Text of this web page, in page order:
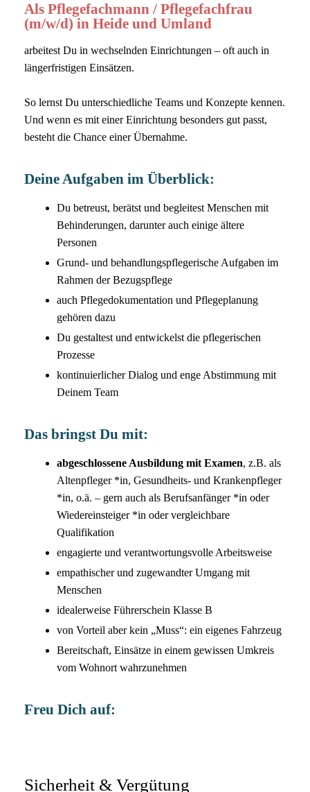
Als Pflegefachmann / Pflegefachfrau
(m/w/d) in Heide und Umland
arbeitest Du in wechselnden Einrichtungen – oft auch in
längerfristigen Einsätzen.
So lernst Du unterschiedliche Teams und Konzepte kennen.
Und wenn es mit einer Einrichtung besonders gut passt,
besteht die Chance einer Übernahme.
Deine Aufgaben im Überblick:
Du betreust, berätst und begleitest Menschen mit
Behinderungen, darunter auch einige ältere
Personen
Grund- und behandlungspflegerische Aufgaben im
Rahmen der Bezugspflege
auch Pflegedokumentation und Pflegeplanung
gehören dazu
Du gestaltest und entwickelst die pflegerischen
Prozesse
kontinuierlicher Dialog und enge Abstimmung mit
Deinem Team
Das bringst Du mit:
abgeschlossene Ausbildung mit Examen, z.B. als
Altenpfleger *in, Gesundheits- und Krankenpfleger
*in, o.ä. – gern auch als Berufsanfänger *in oder
Wiedereinsteiger *in oder vergleichbare
Qualifikation
engagierte und verantwortungsvolle Arbeitsweise
empathischer und zugewandter Umgang mit
Menschen
idealerweise Führerschein Klasse B
von Vorteil aber kein „Muss“: ein eigenes Fahrzeug
Bereitschaft, Einsätze in einem gewissen Umkreis
vom Wohnort wahrzunehmen
Freu Dich auf:
Sicherheit & Vergütung